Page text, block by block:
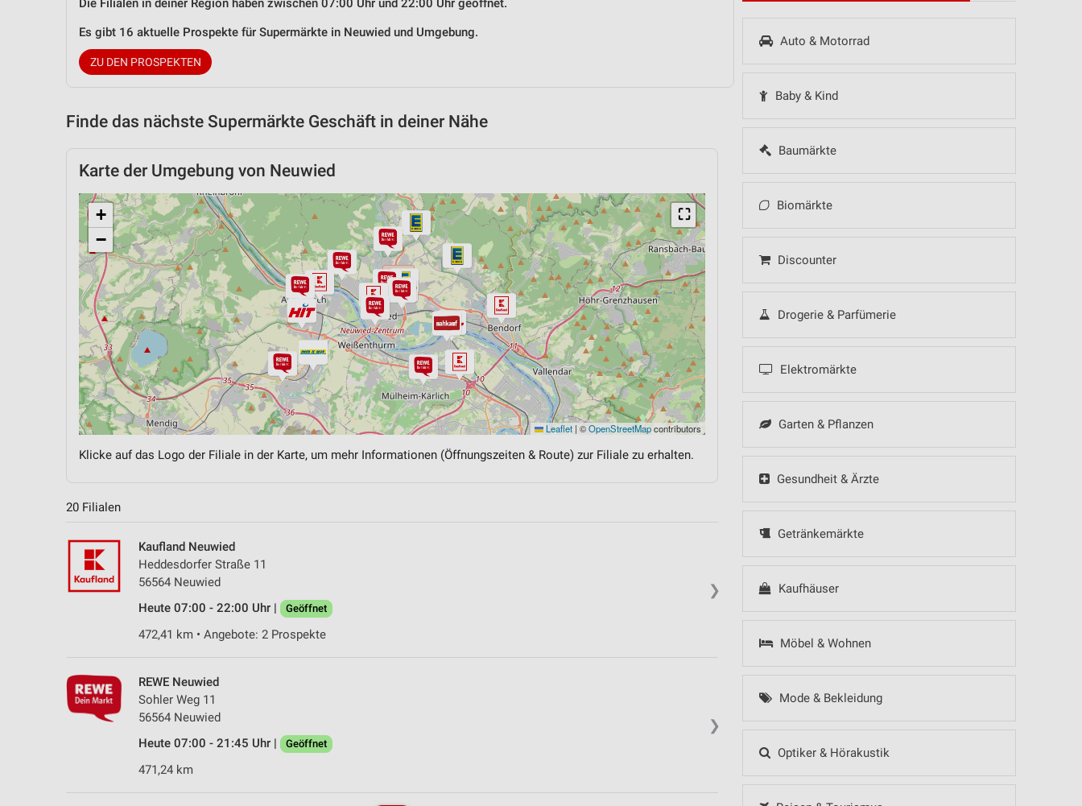
Auto & Motorrad
Baby & Kind
Baumärkte
Biomärkte
Discounter
Drogerie & Parfümerie
Elektromärkte
Garten & Pflanzen
Gesundheit & Ärzte
Getränkemärkte
Kaufhäuser
Möbel & Wohnen
Mode & Bekleidung
Optiker & Hörakustik
Die Filialen in deiner Region haben zwischen 07:00 Uhr und 22:00 Uhr geöffnet.
Es gibt 16 aktuelle Prospekte für Supermärkte in Neuwied und Umgebung.
ZU DEN PROSPEKTEN
Finde das nächste Supermärkte Geschäft in deiner Nähe
Karte der Umgebung von Neuwied
⛶
+
−
Leaflet | ©OpenStreetMapcontributors
Klicke auf das Logo der Filiale in der Karte, um mehr Informationen (Öffnungszeiten & Route) zur Filiale zu erhalten.
20 Filialen
❯
Kaufland Neuwied
Heddesdorfer Straße 11
56564 Neuwied
Heute 07:00 - 22:00 Uhr |
Geöffnet
472,41 km • Angebote: 2 Prospekte
❯
REWE Neuwied
Sohler Weg 11
56564 Neuwied
Heute 07:00 - 21:45 Uhr |
Geöffnet
471,24 km